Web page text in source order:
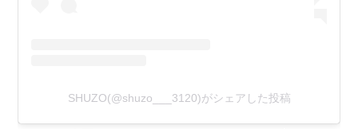
SHUZO(@shuzo___3120)がシェアした投稿